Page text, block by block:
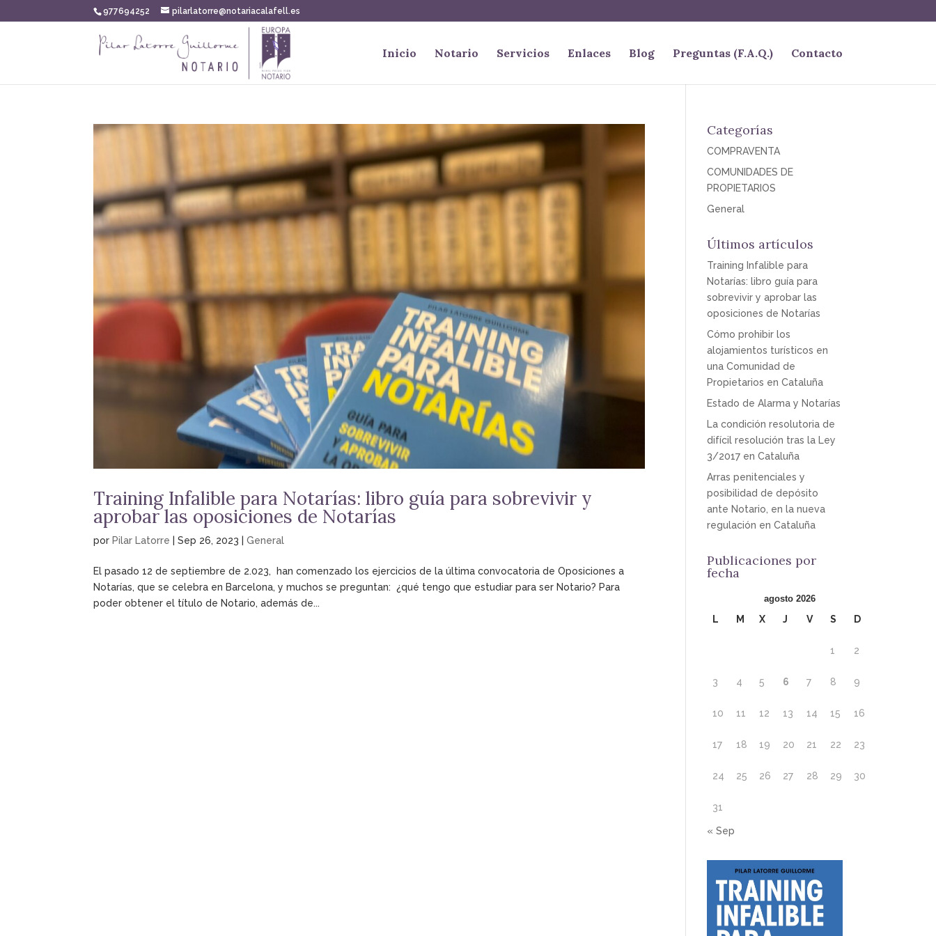
977694252 pilarlatorre@notariacalafell.es
Inicio Notario Servicios Enlaces Blog Preguntas (F.A.Q.) Contacto
Training Infalible para Notarías: libro guía para sobrevivir y
aprobar las oposiciones de Notarías
por Pilar Latorre |Sep 26, 2023 |General
El pasado 12 de septiembre de 2.023, han comenzado los ejercicios de la última convocatoria de Oposiciones a
Notarías, que se celebra en Barcelona, y muchos se preguntan: ¿qué tengo que estudiar para ser Notario? Para
poder obtener el título de Notario, además de...
Categorías
COMPRAVENTA
COMUNIDADES DE
PROPIETARIOS
General
Últimos artículos
Training Infalible para
Notarías: libro guía para
sobrevivir y aprobar las
oposiciones de Notarías
Cómo prohibir los
alojamientos turísticos en
una Comunidad de
Propietarios en Cataluña
Estado de Alarma y Notarías
La condición resolutoria de
difícil resolución tras la Ley
3/2017 en Cataluña
Arras penitenciales y
posibilidad de depósito
ante Notario, en la nueva
regulación en Cataluña
Publicaciones por
fecha
agosto 2026
L M X J V S D
1 2
3 4 5 6 7 8 9
10 11 12 13 14 15 16
17 18 19 20 21 22 23
24 25 26 27 28 29 30
31
« Sep